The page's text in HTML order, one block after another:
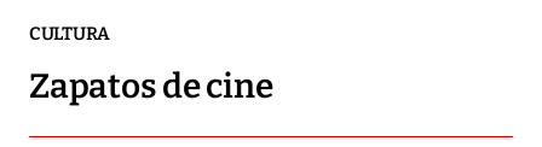
CULTURA
Zapatos de cine